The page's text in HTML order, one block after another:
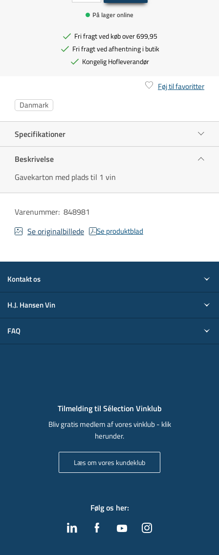
På lager online
Fri fragt ved køb over 699,95
Fri fragt ved afhentning i butik
Kongelig Hofleverandør
Føj til favoritter
Danmark
Specifikationer
Beskrivelse
Gavekarton med plads til 1 vin
Varenummer: 848981
Se originalbillede
Se produktblad
Kontakt os
H.J. Hansen Vin
FAQ
Tilmelding til Sélection Vinklub
Bliv gratis medlem af vores vinklub - klik
herunder.
Læs om vores kundeklub
Følg os her: